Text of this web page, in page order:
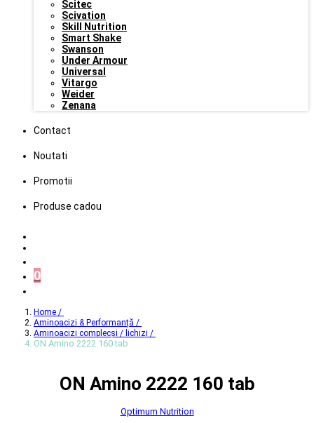
Scitec
Scivation
Skill Nutrition
Smart Shake
Swanson
Under Armour
Universal
Vitargo
Weider
Zenana
Contact
Noutati
Promotii
Produse cadou
0
Home /
Aminoacizi & Performanță /
Aminoacizi complecși / lichizi /
ON Amino 2222 160 tab
ON Amino 2222 160 tab
Optimum Nutrition